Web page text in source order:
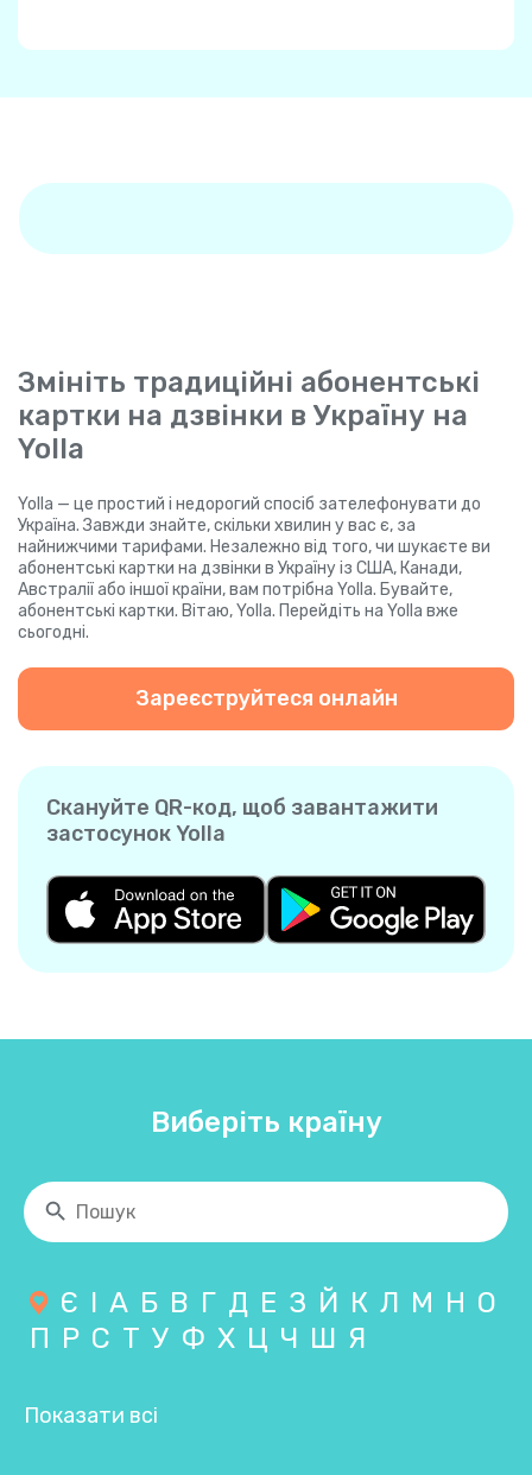
Змініть традиційні абонентські
картки на дзвінки в Україну на
Yolla
Yolla — це простий і недорогий спосіб зателефонувати до
Україна. Завжди знайте, скільки хвилин у вас є, за
найнижчими тарифами. Незалежно від того, чи шукаєте ви
абонентські картки на дзвінки в Україну із США, Канади,
Австралії або іншої країни, вам потрібна Yolla. Бувайте,
абонентські картки. Вітаю, Yolla. Перейдіть на Yolla вже
сьогодні.
Зареєструйтеся онлайн
Скануйте QR-код, щоб завантажити
застосунок Yolla
Виберіть країну
Є І А Б В Г Д Е З Й К Л М Н О
П Р С Т У Ф Х Ц Ч Ш Я
Показати всі